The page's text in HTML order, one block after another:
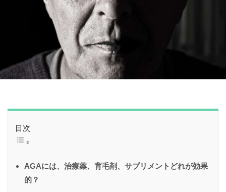
目次
AGAには、治療薬、育毛剤、サプリメントどれが効果
的？